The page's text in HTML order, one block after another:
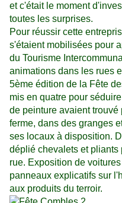
et c'était le moment
toutes les surprises.
Pour réussir cette
s'étaient mobilisées pour
du Tourisme
animations dans les rues
5ème édition de la Fête
mis en quatre pour
de peinture avaient
ferme, dans des granges
ses locaux à disposition.
déplié chevalets et pliants
rue. Exposition de
panneaux explicatifs sur
aux produits du terroir.